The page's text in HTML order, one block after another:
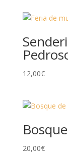
12,00€
20,00€